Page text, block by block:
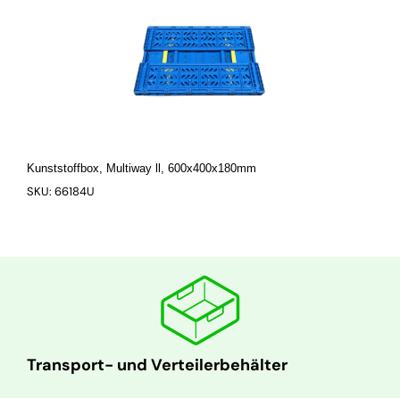
Kunststoffbox, Multiway ll, 600x400x180mm
SKU: 66184U
Transport- und Verteilerbehälter